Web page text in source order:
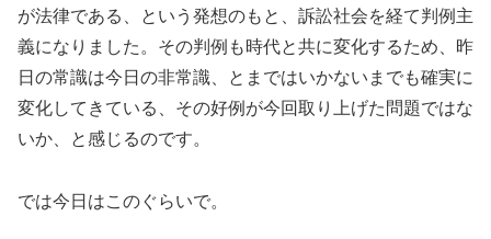
が法律である、という発想のもと、訴訟社会を経て判例主
義になりました。その判例も時代と共に変化するため、昨
日の常識は今日の非常識、とまではいかないまでも確実に
変化してきている、その好例が今回取り上げた問題ではな
いか、と感じるのです。
では今日はこのぐらいで。